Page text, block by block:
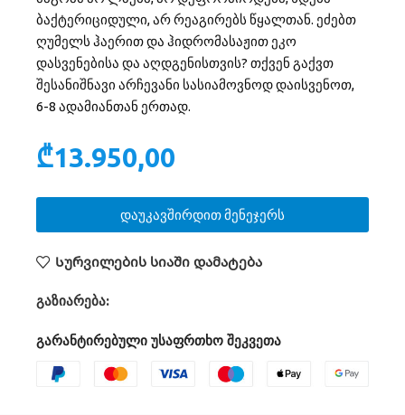
ბაქტერიციდული, არ რეაგირებს წყალთან. ეძებთ
ღუმელს ჰაერით და ჰიდრომასაჟით ეკო
დასვენებისა და აღდგენისთვის? თქვენ გაქვთ
შესანიშნავი არჩევანი სასიამოვნოდ დაისვენოთ,
6-8 ადამიანთან ერთად.
₾13.950,00
დაუკავშირდით მენეჯერს
Სურვილების სიაში დამატება
გაზიარება:
გარანტირებული უსაფრთხო შეკვეთა